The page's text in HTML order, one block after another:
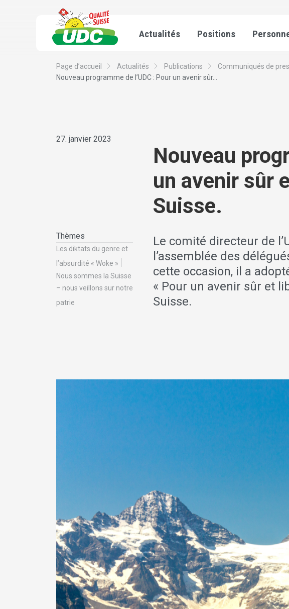
Actualités Positions
Page d’accueil Actualités Publications
Communiqués de
Nouveau programme de l’UDC : Pour un avenir sûr...
27. janvier 2023
Thèmes
Les diktats du genre et
l’absurdité « Woke »
Nous sommes la Suisse
– nous veillons sur notre
patrie
Nouveau
un avenir sûr
Suisse.
Le comité directeur de
l’assemblée des
cette occasion, il a
« Pour un avenir sûr et
Suisse.